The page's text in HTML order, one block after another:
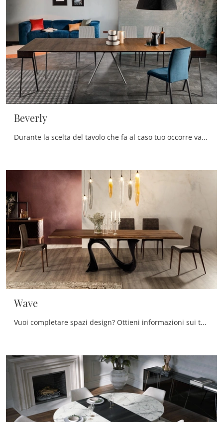
Beverly
Durante la scelta del tavolo che fa al caso tuo occorre valutare misure, forme, finiture e stile, per ottimizzare lo spazio con grande valore ...
Wave
Vuoi completare spazi design? Ottieni informazioni sui tavoli design fissi: il modello da pranzo Wave ti sta aspettando.